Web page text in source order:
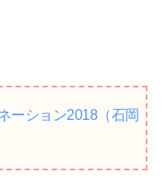
ーション2018（石岡